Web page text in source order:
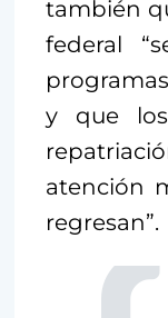
también
federal
y que los
atención
regresan”.